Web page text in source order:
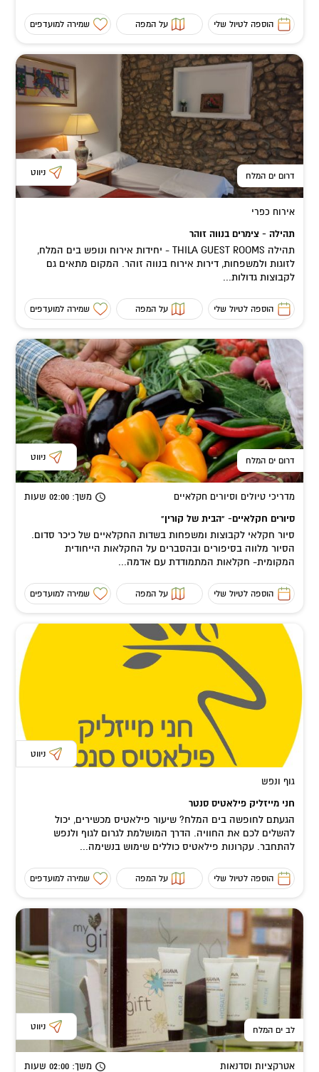
הוספה לטיול שלי על המפה שמירה למועדפים
דרום ים המלח ניווט
אירוח כפרי
תהילה - צימרים בנווה זוהר
תהילה THILA GUEST ROOMS - יחידות אירוח ונופש בים המלח,
לזוגות ולמשפחות, דירות אירוח בנווה זוהר. המקום מתאים גם
לקבוצות גדולות...
הוספה לטיול שלי על המפה שמירה למועדפים
דרום ים המלח ניווט
מדריכי טיולים וסיורים חקלאיים משך: 02:00 שעות
סיורים חקלאיים- "הבית של קורין"
סיור חקלאי לקבוצות ומשפחות בשדות החקלאיים של כיכר סדום.
הסיור מלווה בסיפורים ובהסברים על החקלאות הייחודית
המקומית- חקלאות המתמודדת עם אדמה...
הוספה לטיול שלי על המפה שמירה למועדפים
ניווט
גוף ונפש
חני מייזליק פילאטיס סנטר
הגעתם לחופשה בים המלח? שיעור פילאטיס מכשירים, יכול
להשלים לכם את החוויה. הדרך המושלמת לגרום לגוף ולנפש
להתחבר. עקרונות פילאטיס כוללים שימוש בנשימה...
הוספה לטיול שלי על המפה שמירה למועדפים
לב ים המלח ניווט
אטרקציות וסדנאות משך: 02:00 שעות